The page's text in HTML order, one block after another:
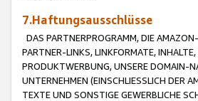
7.Haftungsausschlüsse
DAS PARTNERPROGRAMM, DIE
PARTNER-LINKS, LINKFORMATE,
PRODUKTWERBUNG, UNSERE DOMAIN-
UNTERNEHMEN (EINSCHLIESSLICH DER
TEXTE UND SONSTIGE GEWERBLICHE